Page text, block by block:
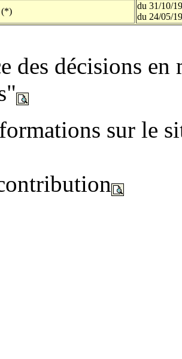
(*)
du 31/10/
du 24/05/
des décisions
sur le